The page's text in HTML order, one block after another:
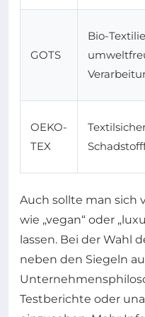
GOTS
Bio-
OEKO-
TEX
Auch sollte man sich
wie „vegan“ oder
lassen. Bei der Wahl
neben den Siegeln
Testberichte oder